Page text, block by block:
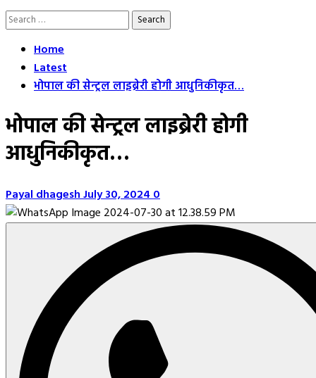
Search
Home
Latest
भोपाल की सेन्ट्रल लाइब्रेरी होगी आधुनिकीकृत…
भोपाल की सेन्ट्रल लाइब्रेरी होगी
आधुनिकीकृत…
Payal dhageshJuly 30, 20240